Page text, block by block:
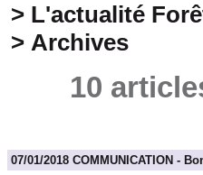
> L'actualité
> Archives
10
07/01/2018 COMMUNICATION -